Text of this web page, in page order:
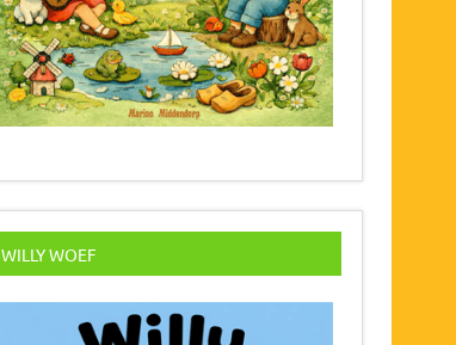
WILLY WOEF